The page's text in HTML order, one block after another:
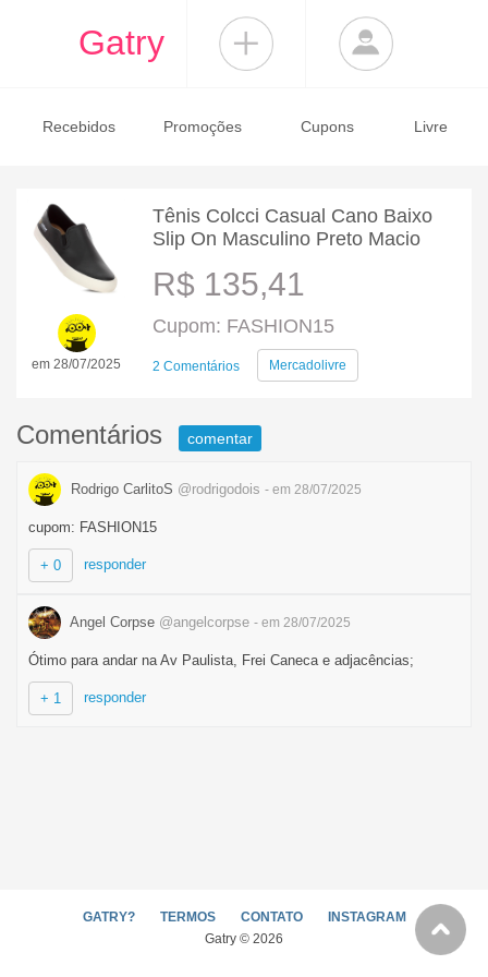
Gatry
Recebidos Promoções Cupons Livre
em 28/07/2025
Tênis Colcci Casual Cano Baixo
Slip On Masculino Preto Macio
R$ 135,41
Cupom: FASHION15
2 Comentários Mercadolivre
Comentários comentar
Rodrigo CarlitoS @rodrigodois - em 28/07/2025
cupom: FASHION15
+ 0 responder
Angel Corpse @angelcorpse - em 28/07/2025
Ótimo para andar na Av Paulista, Frei Caneca e adjacências;
+ 1 responder
GATRY? TERMOS CONTATO
INSTAGRAM
Gatry © 2026